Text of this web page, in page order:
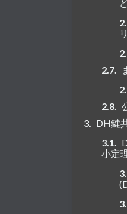
DH鍵
小定